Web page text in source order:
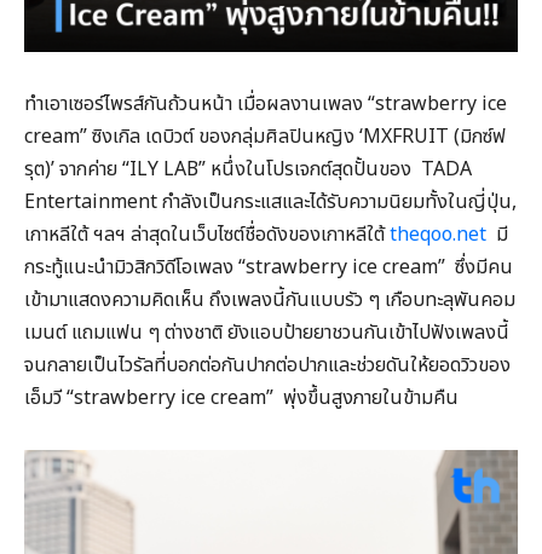
ทำเอาเซอร์ไพรส์กันถ้วนหน้า เมื่อผลงานเพลง “strawberry ice
cream” ซิงเกิล เดบิวต์ ของกลุ่มศิลปินหญิง ‘MXFRUIT (มิกซ์ฟ
รุต)’ จากค่าย “ILY LAB” หนึ่งในโปรเจกต์สุดปั้นของ TADA
Entertainment กำลังเป็นกระแสและได้รับความนิยมทั้งในญี่ปุ่น,
เกาหลีใต้ ฯลฯ ล่าสุดในเว็บไซต์ชื่อดังของเกาหลีใต้theqoo.net มี
กระทู้แนะนำมิวสิกวิดีโอเพลง “strawberry ice cream” ซึ่งมีคน
เข้ามาแสดงความคิดเห็น ถึงเพลงนี้กันแบบรัว ๆ เกือบทะลุพันคอม
เมนต์ แถมแฟน ๆ ต่างชาติ ยังแอบป้ายยาชวนกันเข้าไปฟังเพลงนี้
จนกลายเป็นไวรัลที่บอกต่อกันปากต่อปากและช่วยดันให้ยอดวิวของ
เอ็มวี “strawberry ice cream” พุ่งขึ้นสูงภายในข้ามคืน